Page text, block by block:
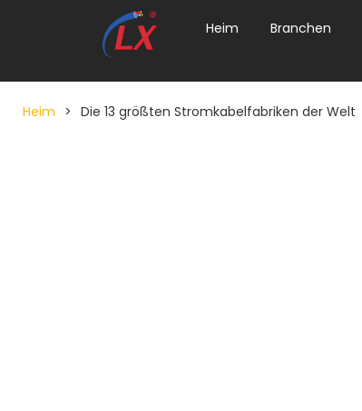
Heim Branchen
Heim > Die 13 größten Stromkabelfabriken der Welt